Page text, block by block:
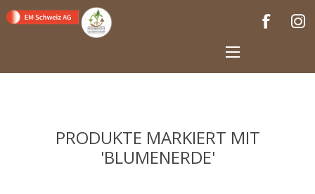
PRODUKTE MARKIERT MIT
'BLUMENERDE'